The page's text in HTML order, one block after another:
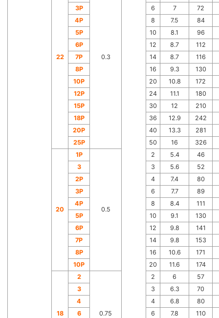
22 0.3
3P
6 7
72
4P
8 7.5
84
5P
10 8.1
96
6P
12 8.7
112
7P
14 8.7
116
8P
16 9.3
130
10P
20 10.8
172
12P
24 11.1
180
15P
30 12
210
18P
36 12.9
242
20P
40 13.3
281
25P
50 16 326
20
1P
0.5
2 5.4
46
3
3 5.6
52
2P
4 7.4
80
3P
6 7.7
89
4P
8 8.4
111
5P
10 9.1
130
6P
12 9.8
141
7P
14 9.8
153
8P
16 10.6
171
10P
20 11.6 174
18
2
0.75
2 6
57
3
3 6.3
70
4
4 6.8
80
6
6 7.8
110